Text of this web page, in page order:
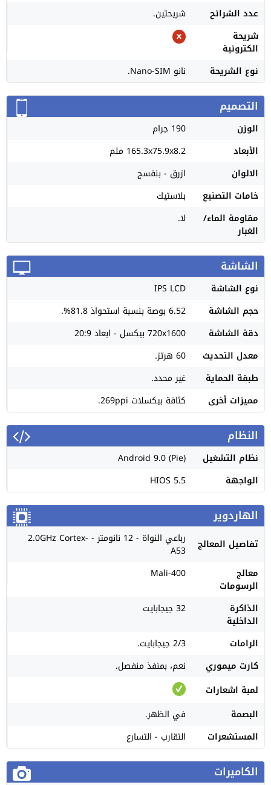
عدد الشرائح
شريحتين.
شريحة
الكترونية
نوع الشريحة
نانو Nano-SIM.
التصميم
الوزن
190 جرام
الأبعاد
165.3x75.9x8.2 ملم
الالوان
ازرق - بنفسج
خامات التصنيع
بلاستيك
مقاومة الماء/
الغبار
لا.
الشاشة
نوع الشاشة
IPS LCD
حجم الشاشة
6.52 بوصة بنسبة استحواذ 81.8%.
دقة الشاشة
720x1600 بيكسل - ابعاد 20:9
معدل التحديث
60 هرتز.
طبقة الحماية
غير محدد.
مميزات أخرى
كثافة بيكسلات 269ppi.
النظام
نظام التشغيل
Android 9.0 (Pie)
الواجهة
HIOS 5.5
الهاردوير
تفاصيل المعالج رباعي النواة - 12 نانومتر - 2.0GHz Cortex-
A53
معالج
الرسومات
Mali-400
الذاكرة
الداخلية
32 جيجابايت
الرامات
2/3 جيجابايت.
كارت ميموري
نعم، بمنفذ منفصل.
لمبة اشعارات
البصمة
في الظهر.
المستشعرات
التقارب - التسارع
الكاميرات